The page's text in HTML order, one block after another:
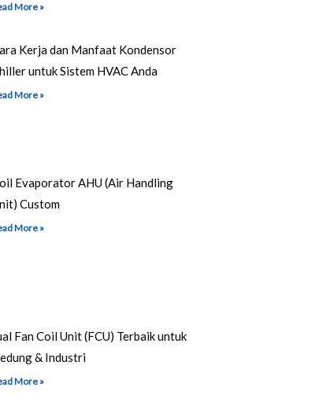
More »
Kerja dan Manfaat Kondensor
untuk Sistem HVAC Anda
More »
Evaporator AHU (Air Handling
Custom
More »
Fan Coil Unit (FCU) Terbaik untuk
& Industri
More »